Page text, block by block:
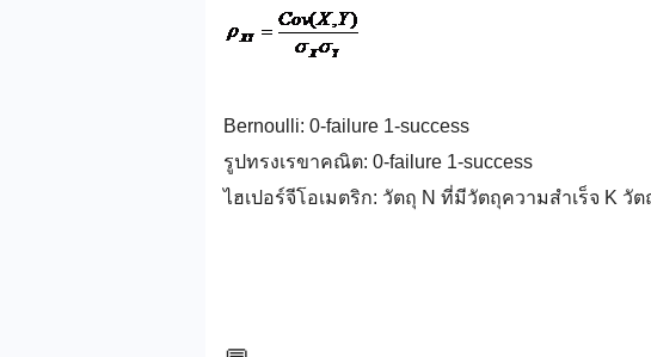
Bernoulli: 0-failure 1-success
รูปทรงเรขาคณิต: 0-failure 1-success
ไฮเปอร์จีโอเมตริก: วัตถุ N ที่มีวัตถุความสำเร็จ K วั